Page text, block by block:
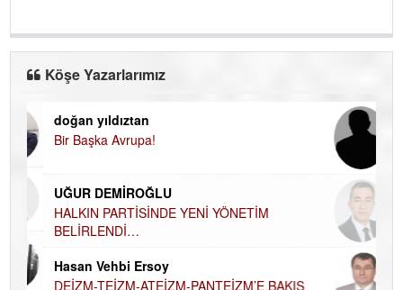
Köşe Yazarlarımız
doğan yıldıztan
Bir Başka Avrupa!
UĞUR DEMİROĞLU
HALKIN PARTİSİNDE YENİ YÖNETİM
BELİRLENDİ…
Hasan Vehbi Ersoy
DEİZM-TEİZM-ATEİZM-PANTEİZM’E BAKIŞ